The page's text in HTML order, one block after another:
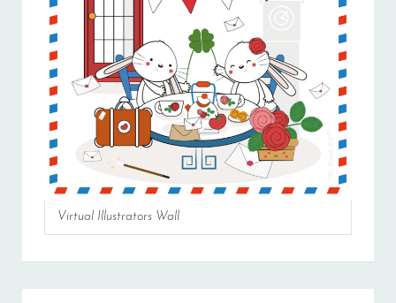
Virtual Illustrators Wall